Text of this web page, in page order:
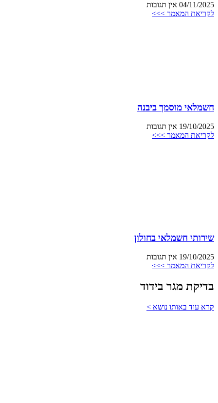
04/11/2025 אין תגובות
לקריאת המאמר >>>
חשמלאי מוסמך ביבנה
19/10/2025 אין תגובות
לקריאת המאמר >>>
שירותי חשמלאי בחולון
19/10/2025 אין תגובות
לקריאת המאמר >>>
בדיקת מגר בידוד
קרא עוד באותו נושא >